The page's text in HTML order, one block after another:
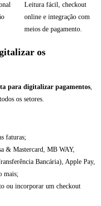
Leitura fácil, checkout
online e integração com
meios de pagamento.
os
para digitalizar pagamentos
os setores.
faturas;
& Mastercard, MB WAY,
Bancária), Apple Pay,
mais;
ou incorporar um checkout